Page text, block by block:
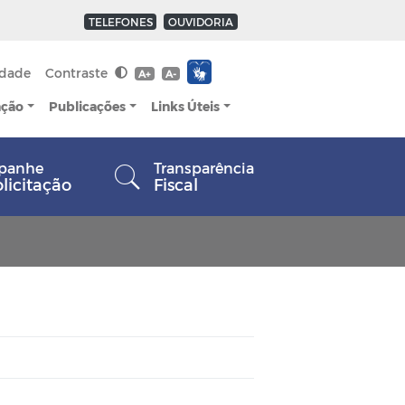
TELEFONES OUVIDORIA
Contraste A+ A-
Publicações Links Úteis
Transparência
Fiscal